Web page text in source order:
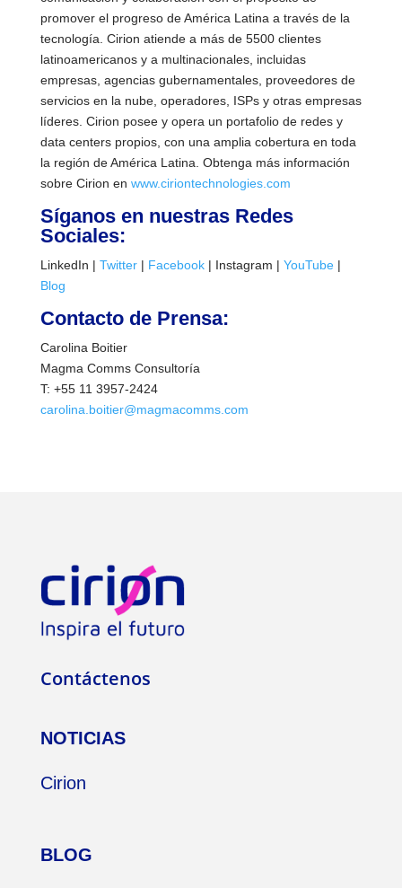
promover el progreso de América Latina a través de la
tecnología. Cirion atiende a más de 5500 clientes
latinoamericanos y a multinacionales, incluidas
empresas, agencias gubernamentales, proveedores de
servicios en la nube, operadores, ISPs y otras empresas
líderes. Cirion posee y opera un portafolio de redes y
data centers propios, con una amplia cobertura en toda
la región de América Latina. Obtenga más información
sobre Cirion en www.ciriontechnologies.com
Síganos en nuestras Redes
Sociales:
LinkedIn | Twitter| Facebook| Instagram | YouTube|
Blog
Contacto de Prensa:
Carolina Boitier
Magma Comms Consultoría
T: +55 11 3957-2424
carolina.boitier@magmacomms.com
Contáctenos
NOTICIAS
Cirion
BLOG